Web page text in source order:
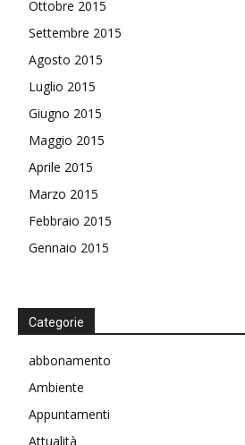
Ottobre 2015
Settembre 2015
Agosto 2015
Luglio 2015
Giugno 2015
Maggio 2015
Aprile 2015
Marzo 2015
Febbraio 2015
Gennaio 2015
Categorie
abbonamento
Ambiente
Appuntamenti
Attualità